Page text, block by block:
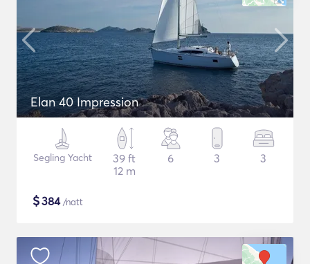
Elan 40 Impression
Segling Yacht
39 ft
12 m
6 3 3
$384/natt